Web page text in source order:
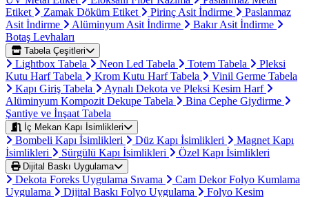
Etiket
Zamak Döküm Etiket Pirinç Asit İndirme
Paslanmaz
Asit İndirme
Alüminyum Asit İndirme
Bakır Asit İndirme
Botaş Levhaları
Tabela Çeşitleri
Lightbox Tabela Neon Led Tabela Totem Tabela
Pleksi
Kutu Harf Tabela
Krom Kutu Harf Tabela
Vinil Germe Tabela
Kapı Giriş Tabela
Aynalı Dekota ve Pleksi Kesim Harf
Alüminyum Kompozit Dekupe Tabela
Bina Cephe Giydirme
Şantiye ve İnşaat Tabela
İç Mekan Kapı İsimlikleri
Bombeli Kapı İsimlikleri Düz Kapı İsimlikleri
Magnet Kapı
İsimlikleri
Sürgülü Kapı İsimlikleri Özel Kapı İsimlikleri
Dijital Baskı Uygulama
Dekota Foreks Uygulama Sıvama
Cam Dekor Folyo Kumlama
Uygulama
Dijital Baskı Folyo Uygulama
Folyo Kesim